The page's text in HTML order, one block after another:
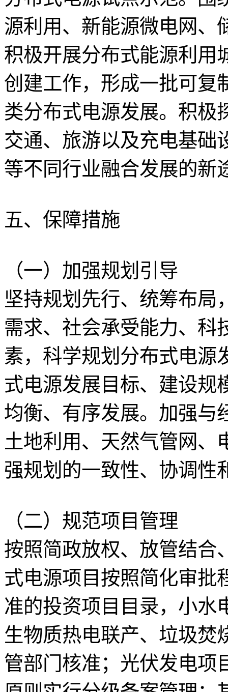
源利用、新能源微电网、
积极开展分布式能源利用
创建工作，形成一批可复
类分布式电源发展。积极
交通、旅游以及充电基础
等不同行业融合发展的新
五、保障措施
（一）加强规划引导
坚持规划先行、统筹布局
需求、社会承受能力、科
素，科学规划分布式电源
式电源发展目标、建设规
均衡、有序发展。加强与
土地利用、天然气管网、
强规划的一致性、协调性
（二）规范项目管理
按照简政放权、放管结合
式电源项目按照简化审批
准的投资项目目录，小水
生物质热电联产、垃圾焚
管部门核准；光伏发电项